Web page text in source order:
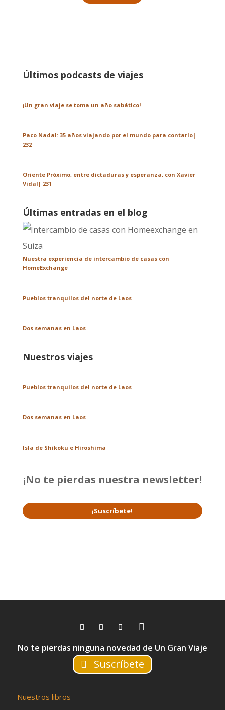
Últimos podcasts de viajes
¡Un gran viaje se toma un año sabático!
Paco Nadal: 35 años viajando por el mundo para contarlo|
232
Oriente Próximo, entre dictaduras y esperanza, con Xavier
Vidal| 231
Últimas entradas en el blog
Nuestra experiencia de intercambio de casas con
HomeExchange
Pueblos tranquilos del norte de Laos
Dos semanas en Laos
Nuestros viajes
Pueblos tranquilos del norte de Laos
Dos semanas en Laos
Isla de Shikoku e Hiroshima
¡No te pierdas nuestra newsletter!
¡Suscríbete!
No te pierdas ninguna novedad de Un Gran Viaje
Suscríbete
– Nuestros libros